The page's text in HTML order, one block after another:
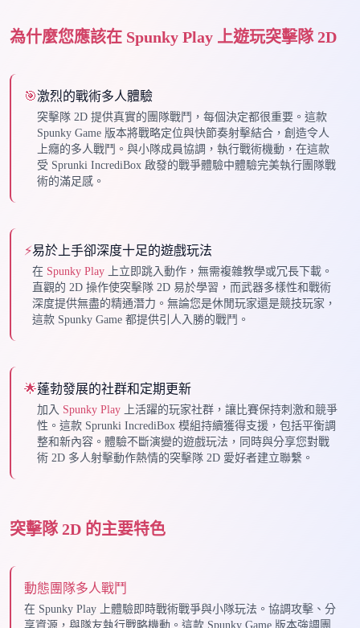
為什麼您應該在 Spunky Play 上遊玩突擊隊 2D
🎯激烈的戰術多人體驗
突擊隊 2D 提供真實的團隊戰鬥，每個決定都很重要。這款
Spunky Game 版本將戰略定位與快節奏射擊結合，創造令人
上癮的多人戰鬥。與小隊成員協調，執行戰術機動，在這款
受 Sprunki IncrediBox 啟發的戰爭體驗中體驗完美執行團隊戰
術的滿足感。
⚡易於上手卻深度十足的遊戲玩法
在 Spunky Play 上立即跳入動作，無需複雜教學或冗長下載。
直觀的 2D 操作使突擊隊 2D 易於學習，而武器多樣性和戰術
深度提供無盡的精通潛力。無論您是休閒玩家還是競技玩家，
這款 Spunky Game 都提供引人入勝的戰鬥。
🌟蓬勃發展的社群和定期更新
加入 Spunky Play 上活躍的玩家社群，讓比賽保持刺激和競爭
性。這款 Sprunki IncrediBox 模組持續獲得支援，包括平衡調
整和新內容。體驗不斷演變的遊戲玩法，同時與分享您對戰
術 2D 多人射擊動作熱情的突擊隊 2D 愛好者建立聯繫。
突擊隊 2D 的主要特色
動態團隊多人戰鬥
在 Spunky Play 上體驗即時戰術戰爭與小隊玩法。協調攻擊、分
享資源，與隊友執行戰略機動。這款 Spunky Game 版本強調團